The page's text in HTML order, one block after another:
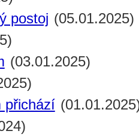
postoj (05.01.2025)
(03.01.2025)
přichází